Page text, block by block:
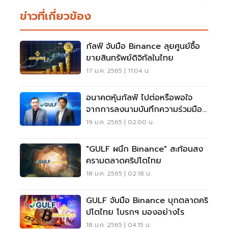
ข่าวที่เกี่ยวข้อง
กัลฟ์ จับมือ Binance ลุยศูนย์ซื้อ
ขายสินทรัพย์ดิจิทัลในไทย
17 ม.ค. 2565 | 11:04 น.
อนาคตหุ้นกัลฟ์ ไปต่อหรือพอใจ
จากการลงนามบันทึกความร่วมมือ
กับกลุ่ม Binance
19 ม.ค. 2565 | 02:00 น.
"GULF ผนึก Binance" สะท้อนสง
ครามตลาดคริปโตไทย
18 ม.ค. 2565 | 02:18 น.
GULF จับมือ Binance บุกตลาดคริ
ปโตไทย โบรกฯ มองอย่างไร
18 ม.ค. 2565 | 04:15 น.